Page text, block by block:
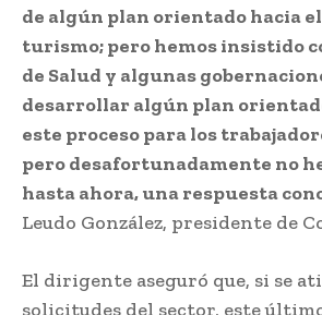
de algún plan orientado hacia
turismo; pero hemos insistido
de Salud y algunas
desarrollar algún plan
este proceso para los
pero desafortunadamente no
hasta ahora, una respuesta
Leudo González, presidente de
El dirigente aseguró que, si se
solicitudes del sector, este